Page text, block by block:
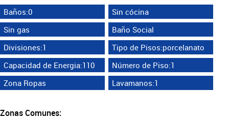
Baños:0
Sin cócina
Sin gas
Baño Social
Divisiones:1
Tipo de Pisos:porcelanato
Capacidad de Energia:110
Número de Piso:1
Zona Ropas
Lavamanos:1
Zonas Comunes: